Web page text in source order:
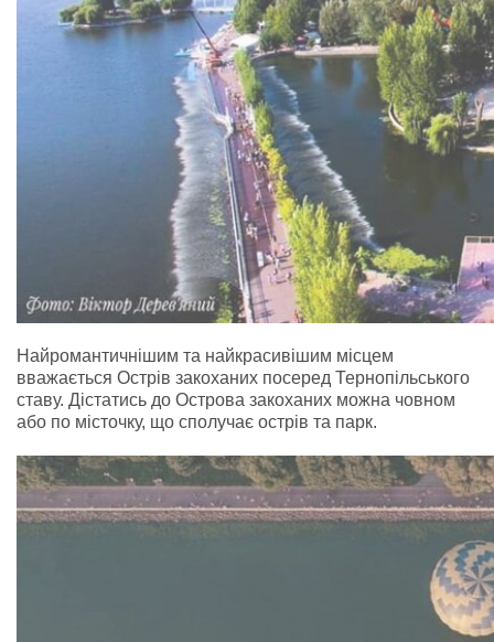
Найромантичнішим та найкрасивішим місцем
вважається Острів закоханих посеред Тернопільського
ставу. Дістатись до Острова закоханих можна човном
або по місточку, що сполучає острів та парк.